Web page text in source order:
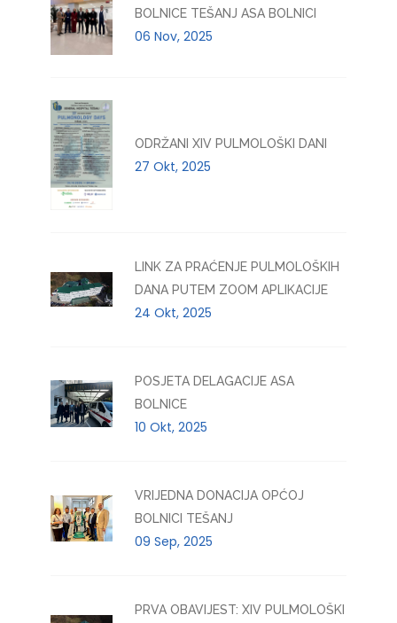
BOLNICE TEŠANJ ASA BOLNICI
06 Nov, 2025
ODRŽANI XIV PULMOLOŠKI DANI
27 Okt, 2025
LINK ZA PRAĆENJE PULMOLOŠKIH
DANA PUTEM ZOOM APLIKACIJE
24 Okt, 2025
POSJETA DELAGACIJE ASA
BOLNICE
10 Okt, 2025
VRIJEDNA DONACIJA OPĆOJ
BOLNICI TEŠANJ
09 Sep, 2025
PRVA OBAVIJEST: XIV PULMOLOŠKI